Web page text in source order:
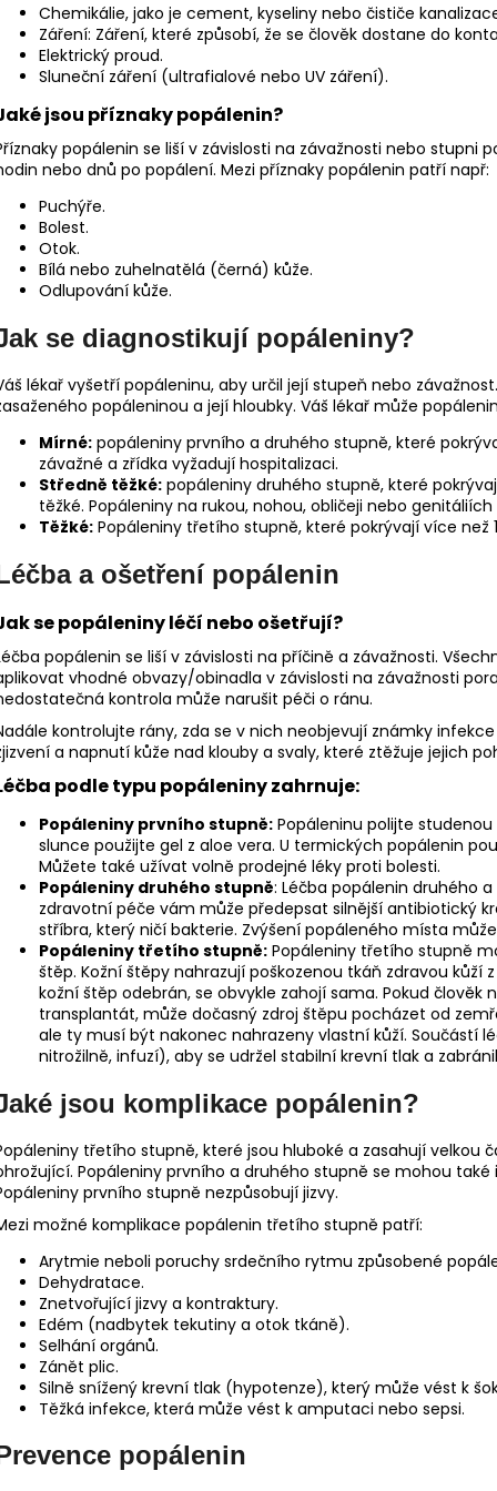
Chemikálie, jako je cement, kyseliny nebo čističe
Záření: Záření, které způsobí, že se člověk dostane do
Elektrický proud.
Sluneční záření (ultrafialové nebo UV záření).
jsou příznaky popálenin?
popálenin se liší v závislosti na závažnosti nebo stupni
nebo dnů po popálení. Mezi příznaky popálenin patří např:
Puchýře.
Bolest.
Otok.
Bílá nebo zuhelnatělá (černá) kůže.
Odlupování kůže.
se diagnostikují popáleniny?
lékař vyšetří popáleninu, aby určil její stupeň nebo
popáleninou a její hloubky. Váš lékař může
Mírné: popáleniny prvního a druhého stupně, které
závažné a zřídka vyžadují hospitalizaci.
Středně těžké: popáleniny druhého stupně, které
těžké. Popáleniny na rukou, nohou, obličeji nebo
Těžké: Popáleniny třetího stupně, které pokrývají více než
a ošetření popálenin
se popáleniny léčí nebo ošetřují?
popálenin se liší v závislosti na příčině a závažnosti.
vhodné obvazy/obinadla v závislosti na závažnosti
kontrola může narušit péči o ránu.
kontrolujte rány, zda se v nich neobjevují známky
a napnutí kůže nad klouby a svaly, které ztěžuje jejich
podle typu popáleniny zahrnuje:
Popáleniny prvního stupně: Popáleninu polijte
slunce použijte gel z aloe vera. U termických popálenin
Můžete také užívat volně prodejné léky proti bolesti.
Popáleniny druhého stupně: Léčba popálenin druhého
zdravotní péče vám může předepsat silnější antibiotický
stříbra, který ničí bakterie. Zvýšení popáleného místa
Popáleniny třetího stupně: Popáleniny třetího stupně
štěp. Kožní štěpy nahrazují poškozenou tkáň zdravou kůží
kožní štěp odebrán, se obvykle zahojí sama. Pokud
transplantát, může dočasný zdroj štěpu pocházet od
ale ty musí být nakonec nahrazeny vlastní kůží. Součástí
nitrožilně, infuzí), aby se udržel stabilní krevní tlak a
jsou komplikace popálenin?
třetího stupně, které jsou hluboké a zasahují velkou
Popáleniny prvního a druhého stupně se mohou
prvního stupně nezpůsobují jizvy.
možné komplikace popálenin třetího stupně patří:
Arytmie neboli poruchy srdečního rytmu způsobené
Dehydratace.
Znetvořující jizvy a kontraktury.
Edém (nadbytek tekutiny a otok tkáně).
Selhání orgánů.
Zánět plic.
Silně snížený krevní tlak (hypotenze), který může vést k
Těžká infekce, která může vést k amputaci nebo sepsi.
popálenin